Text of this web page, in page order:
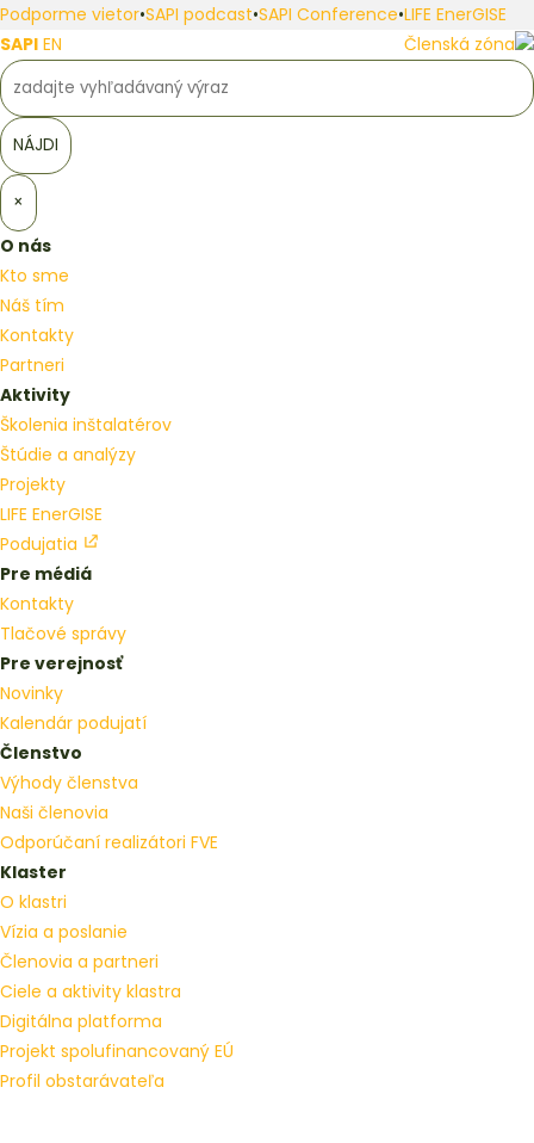
Podporme vietor•SAPI podcast•SAPI Conference•LIFE EnerGISE
SAPI EN Členská zóna
×
O nás
Kto sme
Náš tím
Kontakty
Partneri
Aktivity
Školenia inštalatérov
Štúdie a analýzy
Projekty
LIFE EnerGISE
Podujatia
Pre médiá
Kontakty
Tlačové správy
Pre verejnosť
Novinky
Kalendár podujatí
Členstvo
Výhody členstva
Naši členovia
Odporúčaní realizátori FVE
Klaster
O klastri
Vízia a poslanie
Členovia a partneri
Ciele a aktivity klastra
Digitálna platforma
Projekt spolufinancovaný EÚ
Profil obstarávateľa